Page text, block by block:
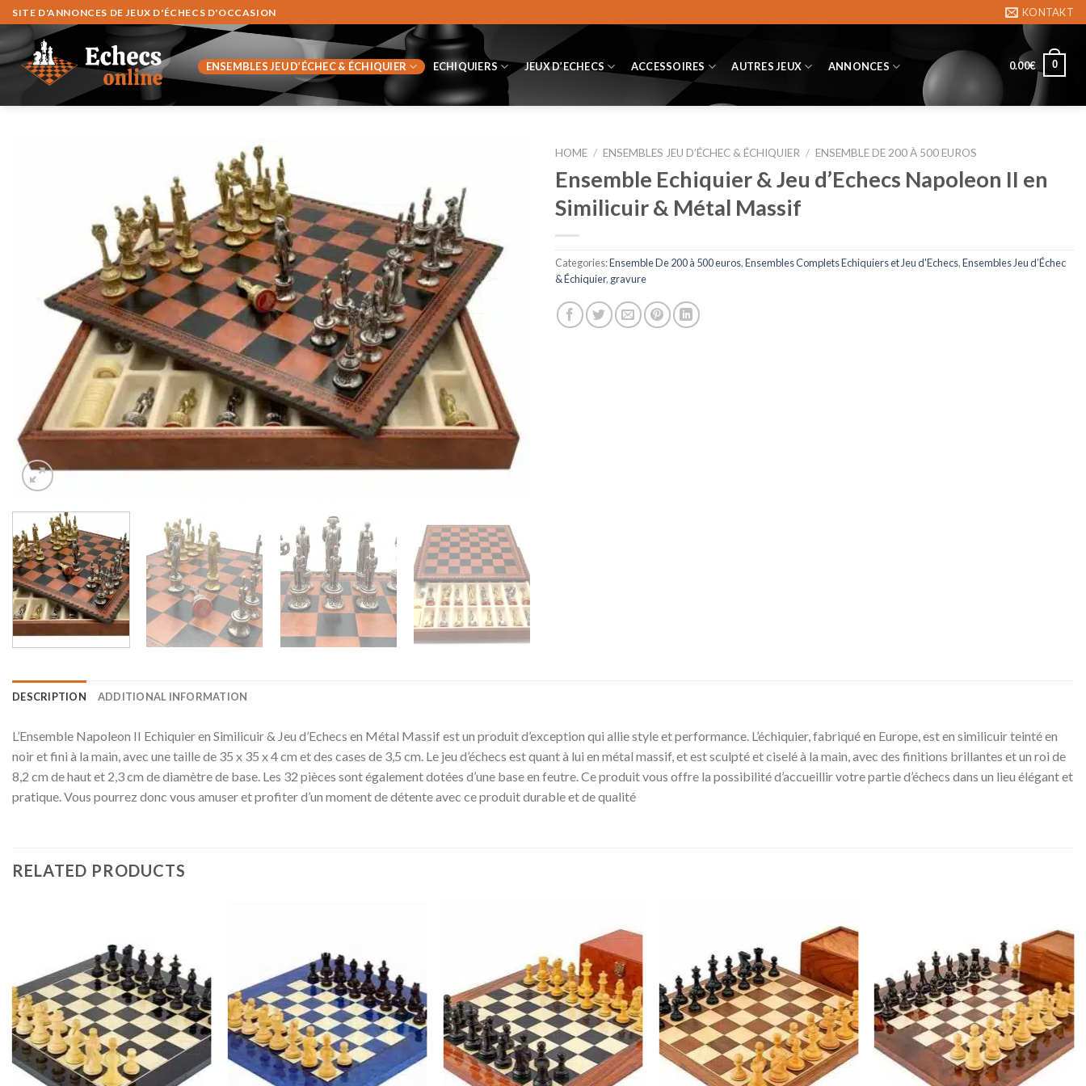
Zum
Inhalt
springen
SITE D'ANNONCES DE JEUX D'ÉCHECS D'OCCASION KONTAKT
ENSEMBLES JEU D’ÉCHEC & ÉCHIQUIER ECHIQUIERS JEUX D’ECHECS ACCESSOIRES AUTRES JEUX ANNONCES 0.00€ 0
HOME / ENSEMBLES JEU D’ÉCHEC & ÉCHIQUIER / ENSEMBLE DE 200 À 500 EUROS
Ensemble Echiquier & Jeu d’Echecs Napoleon II en
Similicuir & Métal Massif
Categories:Ensemble De 200 à 500 euros,Ensembles Complets Echiquiers et Jeu d'Echecs,Ensembles Jeu d’Échec
& Échiquier, gravure
DESCRIPTION ADDITIONAL INFORMATION
L’Ensemble Napoleon II Echiquier en Similicuir & Jeu d’Echecs en Métal Massif est un produit d’exception qui allie style et performance. L’échiquier, fabriqué en Europe, est en similicuir teinté en
noir et fini à la main, avec une taille de 35 x 35 x 4 cm et des cases de 3,5 cm. Le jeu d’échecs est quant à lui en métal massif, et est sculpté et ciselé à la main, avec des finitions brillantes et un roi de
8,2 cm de haut et 2,3 cm de diamètre de base. Les 32 pièces sont également dotées d’une base en feutre. Ce produit vous offre la possibilité d’accueillir votre partie d’échecs dans un lieu élégant et
pratique. Vous pourrez donc vous amuser et profiter d’un moment de détente avec ce produit durable et de qualité
RELATED PRODUCTS